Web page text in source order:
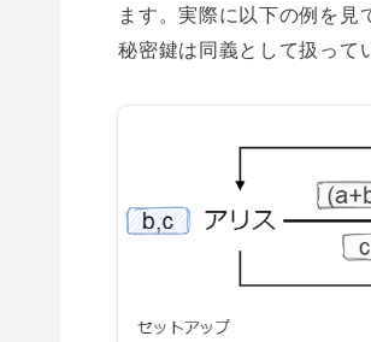
ます。実際に以下の例を見
秘密鍵は同義として扱って